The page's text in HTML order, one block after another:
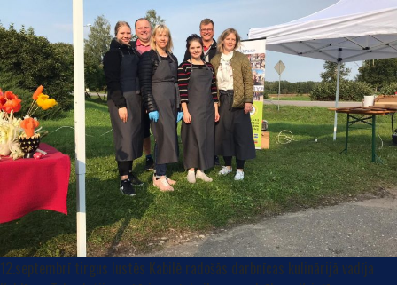
12.septembrī tirgus lustēs Kabilē radošās darbnīcas kulinārijā vadīja